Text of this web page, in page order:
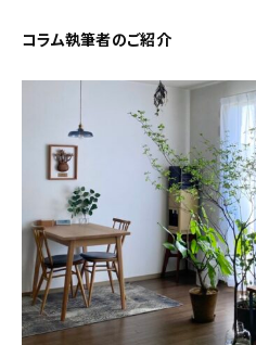
暮らし
daily mukuri/ アイテム
カテゴリー一覧
新着記事
コラム執筆者のご紹介